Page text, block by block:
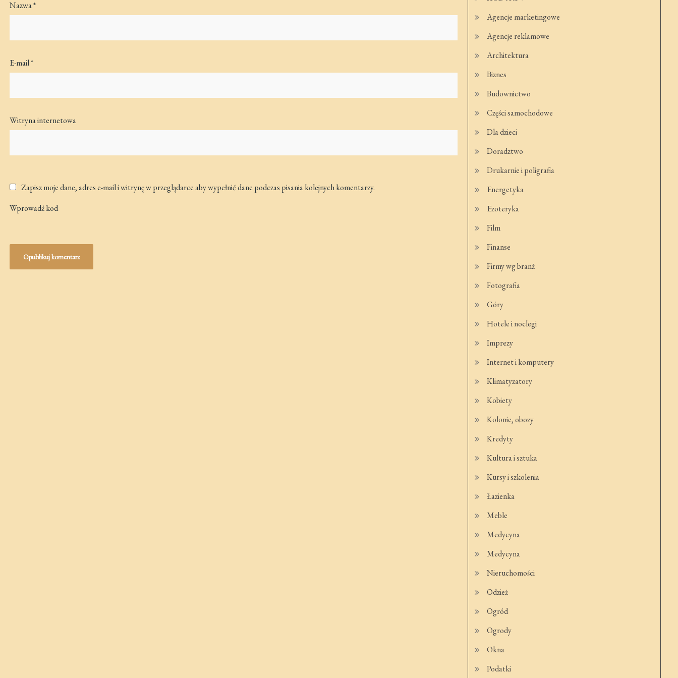
Nazwa*
E-mail*
Witryna internetowa
Zapisz moje dane, adres e-mail i witrynę w przeglądarce aby wypełnić dane podczas pisania kolejnych komentarzy.
Wprowadź kod
Agencje marketingowe
Agencje reklamowe
Architektura
Biznes
Budownictwo
Części samochodowe
Dla dzieci
Doradztwo
Drukarnie i poligrafia
Energetyka
Ezoteryka
Film
Finanse
Firmy wg branż
Fotografia
Góry
Hotele i noclegi
Imprezy
Internet i komputery
Klimatyzatory
Kobiety
Kolonie, obozy
Kredyty
Kultura i sztuka
Kursy i szkolenia
Łazienka
Meble
Medycyna
Medycyna
Nieruchomości
Odzież
Ogród
Ogrody
Okna
Podatki